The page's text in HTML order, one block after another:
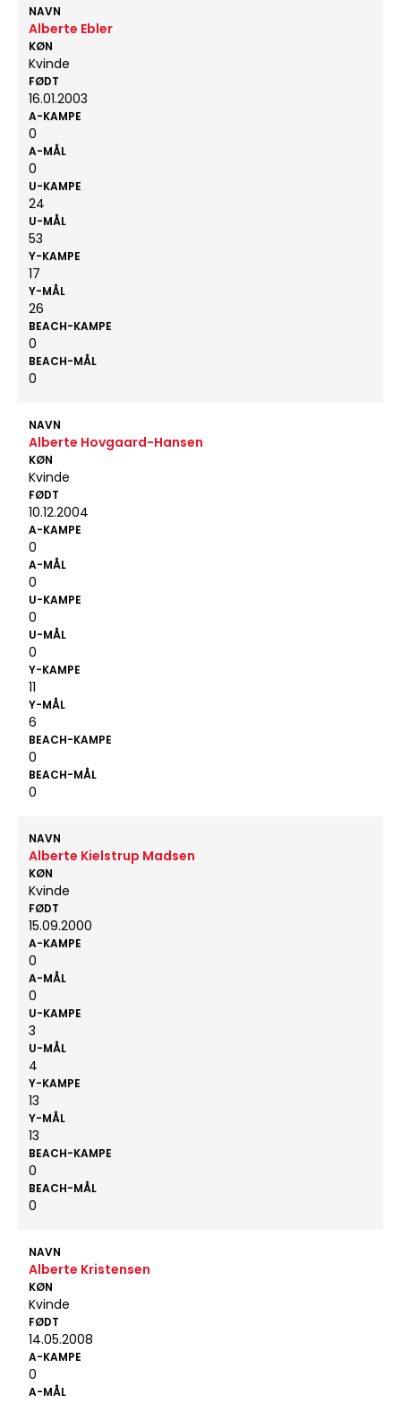
NAVN
Alberte Ebler
KØN
Kvinde
FØDT
16.01.2003
A-KAMPE
0
A-MÅL
0
U-KAMPE
24
U-MÅL
53
Y-KAMPE
17
Y-MÅL
26
BEACH-KAMPE
0
BEACH-MÅL
0
NAVN
Alberte Hovgaard-Hansen
KØN
Kvinde
FØDT
10.12.2004
A-KAMPE
0
A-MÅL
0
U-KAMPE
0
U-MÅL
0
Y-KAMPE
11
Y-MÅL
6
BEACH-KAMPE
0
BEACH-MÅL
0
NAVN
Alberte Kielstrup Madsen
KØN
Kvinde
FØDT
15.09.2000
A-KAMPE
0
A-MÅL
0
U-KAMPE
3
U-MÅL
4
Y-KAMPE
13
Y-MÅL
13
BEACH-KAMPE
0
BEACH-MÅL
0
NAVN
Alberte Kristensen
KØN
Kvinde
FØDT
14.05.2008
A-KAMPE
0
A-MÅL